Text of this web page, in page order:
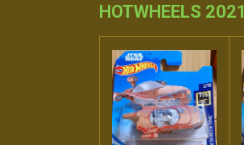
HOTWHEELS 2021